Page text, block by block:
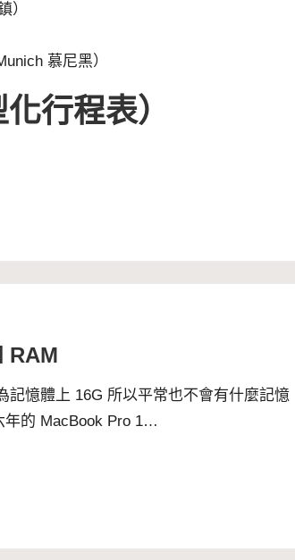
）
慕尼黑）
行程表）
RAM
憶體上 16G 所以平常也不會有什麼記憶
年的 MacBook Pro 1…